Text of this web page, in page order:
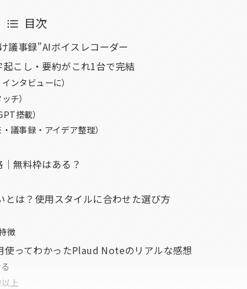
目次
事録”AIボイスレコーダー
こし・要約がこれ1台で完結
ンタビューに）
チ）
搭載）
議事録・アイデア整理）
無料枠はある？
は？使用スタイルに合わせた選び方
徴
ってわかったPlaud Noteのリアルな感想
上